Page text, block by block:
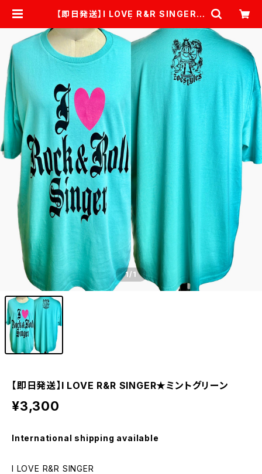
【即日発送】I LOVE R&R SINGER★
1/1
【即日発送】I LOVE R&R SINGER★ミントグリーン
¥3,300
International shipping available
I LOVE R&R SINGER